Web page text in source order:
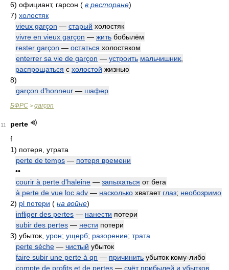
6) официант, гарсон ( в ресторане)
7) холостяк
vieux garçon — старый холостяк
vivre en vieux garçon — жить бобылём
rester garçon — остаться холостяком
enterrer sa vie de garçon — устроить мальчишник
распрощаться с холостой жизнью
8)
garçon d'honneur — шафер
БФРС > garçon
11
perte
f
1) потеря, утрата
perte de temps — потеря времени
••
courir à perte d'haleine — запыхаться от бега
à perte de vue loc adv — насколько хватает глаз; необозримо
2) pl потери ( на войне)
infliger des pertes — нанести потери
subir des pertes — нести потери
3) убыток, урон; ущерб; разорение; трата
perte sèche — чистый убыток
faire subir une perte à qn — причинить убыток кому-либо
compte de profits et de pertes — счёт прибылей и убытков